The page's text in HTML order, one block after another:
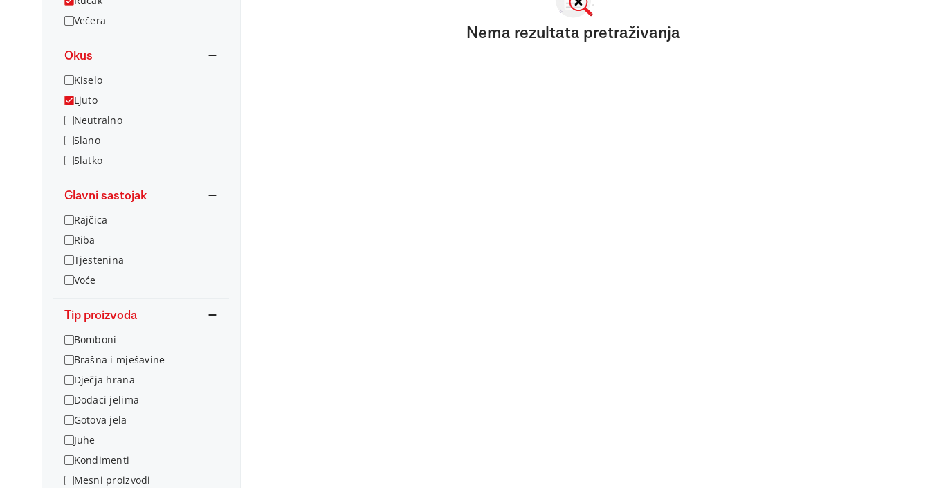
Večera
Okus
Kiselo
Ljuto
Neutralno
Slano
Slatko
Glavni sastojak
Rajčica
Riba
Tjestenina
Voće
Tip proizvoda
Bomboni
Brašna i mješavine
Dječja hrana
Dodaci jelima
Gotova jela
Juhe
Kondimenti
Mesni proizvodi
Nema rezultata pretraživanja